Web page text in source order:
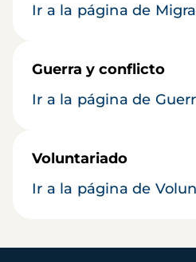
Ir a la página de
Guerra y conflicto
Ir a la página de
Voluntariado
Ir a la página de